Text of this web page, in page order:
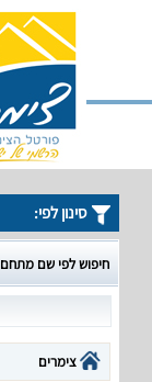
סינון לפי:
חיפוש לפי שם מתחם
צימרים